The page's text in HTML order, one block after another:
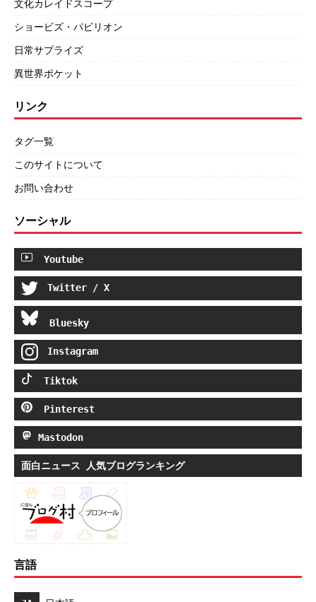
文化カレイドスコープ
ショービズ・パビリオン
日常サプライズ
異世界ポケット
リンク
タグ一覧
このサイトについて
お問い合わせ
ソーシャル
Youtube
Twitter / X
Bluesky
Instagram
Tiktok
Pinterest
Mastodon
面白ニュース 人気ブログランキング
言語